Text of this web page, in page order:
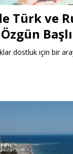
Türk ve
dostluk için bir